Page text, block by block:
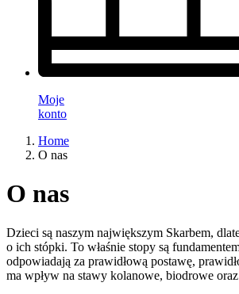
Moje
konto
Home
O nas
O nas
Dzieci są naszym największym Skarbem,
o ich stópki. To właśnie stopy są
odpowiadają za prawidłową postawę,
ma wpływ na stawy kolanowe, biodrowe oraz